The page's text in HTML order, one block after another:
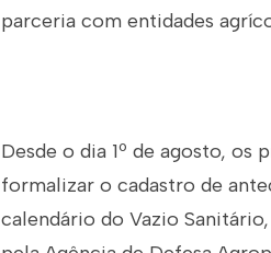
parceria com entidades
Desde o dia 1º de agosto, os
formalizar o cadastro de
calendário do Vazio